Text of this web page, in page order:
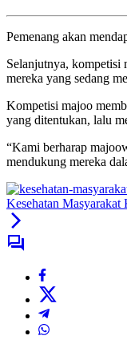
Pemenang akan
Selanjutnya, kompetisi
mereka yang sedang
Kompetisi majoo
yang ditentukan, lalu
“Kami berharap
mendukung mereka
Kesehatan